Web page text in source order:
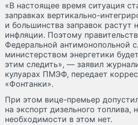
«В настоящее время ситуация
заправках вертикально-
и большинства заправок растут
инфляции. Поэтому
Федеральной антимонопольной
министерством энергетики
этим следить», — заявил
кулуарах ПМЭФ, передает
«Фонтанки».
При этом вице-премьер
на экспорт дизельного топлива,
необходимости в этом нет.